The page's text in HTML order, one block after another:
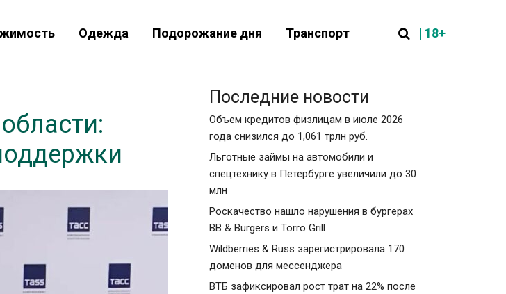
Одежда Подорожание дня Транспорт | 18+
Последние новости
Объем кредитов физлицам в июле 2026
года снизился до 1,061 трлн руб.
Льготные займы на автомобили и
спецтехнику в Петербурге увеличили до 30
млн
Роскачество нашло нарушения в бургерах
BB & Burgers и Torro Grill
Wildberries & Russ зарегистрировала 170
доменов для мессенджера
ВТБ зафиксировал рост трат на 22% после